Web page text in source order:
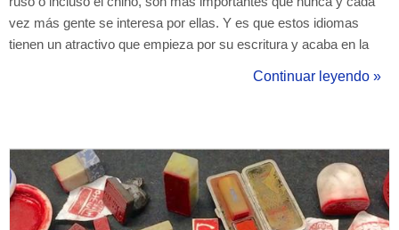
vez más gente se interesa por ellas. Y es que estos idiomas
tienen un atractivo que empieza por su escritura y acaba en la
su forma de hacer animación que le hace competencia a nada
Continuar leyendo »